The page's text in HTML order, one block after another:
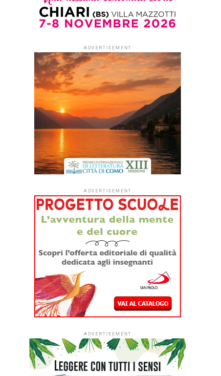
ADVERTISEMENT
ADVERTISEMENT
ADVERTISEMENT